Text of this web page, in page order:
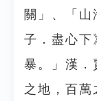
關」、「山
子．盡心下
暴。」漢．
之地，百萬